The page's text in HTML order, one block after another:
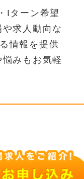
Iターン希望
求人動向な
情報を提供
みもお気軽